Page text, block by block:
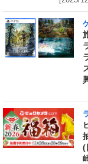
(